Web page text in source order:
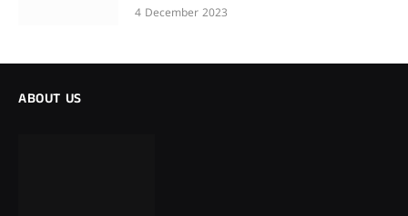
4 December 2023
ABOUT US